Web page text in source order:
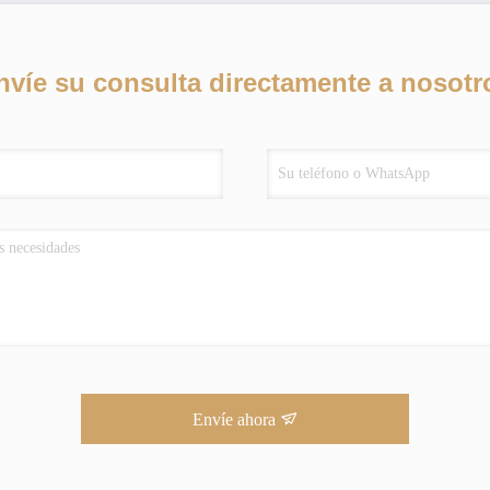
su consulta directamente a
Envíe ahora